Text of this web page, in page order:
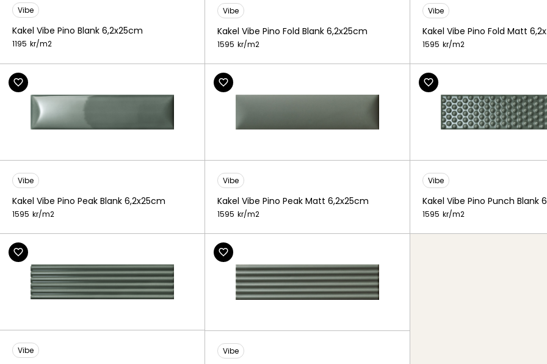
Vibe
Kakel Vibe Pino Blank 6,2x25cm
1195 kr/m2
Vibe
Kakel Vibe Pino Fold Blank 6,2x25cm
1595 kr/m2
Vibe
Kakel Vibe Pino Fold Matt
1595 kr/m2
Vibe
Kakel Vibe Pino Peak Blank 6,2x25cm
1595 kr/m2
Vibe
Kakel Vibe Pino Peak Matt 6,2x25cm
1595 kr/m2
Vibe
Kakel Vibe Pino Punch Blank
1595 kr/m2
Vibe Vibe